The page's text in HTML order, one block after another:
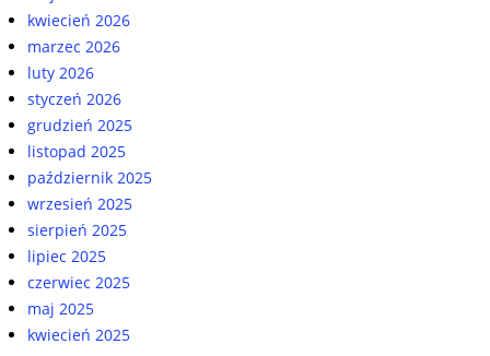
kwiecień 2026
marzec 2026
luty 2026
styczeń 2026
grudzień 2025
listopad 2025
październik 2025
wrzesień 2025
sierpień 2025
lipiec 2025
czerwiec 2025
maj 2025
kwiecień 2025